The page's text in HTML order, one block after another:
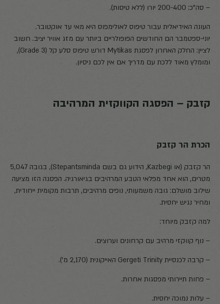
– סה"כ: 200-400 יורו (ללא טיסות).
העונה האידיאלית עבור טיפוס לאולימפוס היא מאי עד אוקטובר.
יוני-ספטמבר הם החודשים הפופולריים ביותר עם מזג אוויר יציב. חשוב
לציין: החלק האחרון לפסגת Mytikas דורש טיפוס סלע קל (Grade 3),
ומומלץ מאוד ללכת עם מדריך אם אין לכם ניסיון.
קזבק – הפסגה הקווקזית המרהיבה
הכרת הר קזבק
הר קזבק (או Kazbegi, הידוע גם בשם Stepantsminda), בגובה 5,047
מטרים, הוא אחד מפלאי הטבע המרהיבים בגיאורגיה. הפסגה הזו מציעה
שילוב מושלם: גובה משמעותי, נופים מרהיבים, תרבות מקומית ייחודית,
ומחיר נגיש יחסית.
למה קזבק מיוחד:
– נוף קווקזי מרהיב עם קרחונים וערוצים.
– קרבה לכנסיית Gergeti Trinity האייקונית (2,170 מ').
– פחות תיירותי מפסגות אחרות.
– עלות נמוכה יחסית.